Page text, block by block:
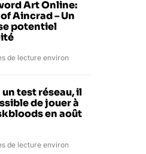
Art Online:
Aincrad – Un
potentiel
de lecture environ
un test réseau, il
de jouer à
en août
de lecture environ